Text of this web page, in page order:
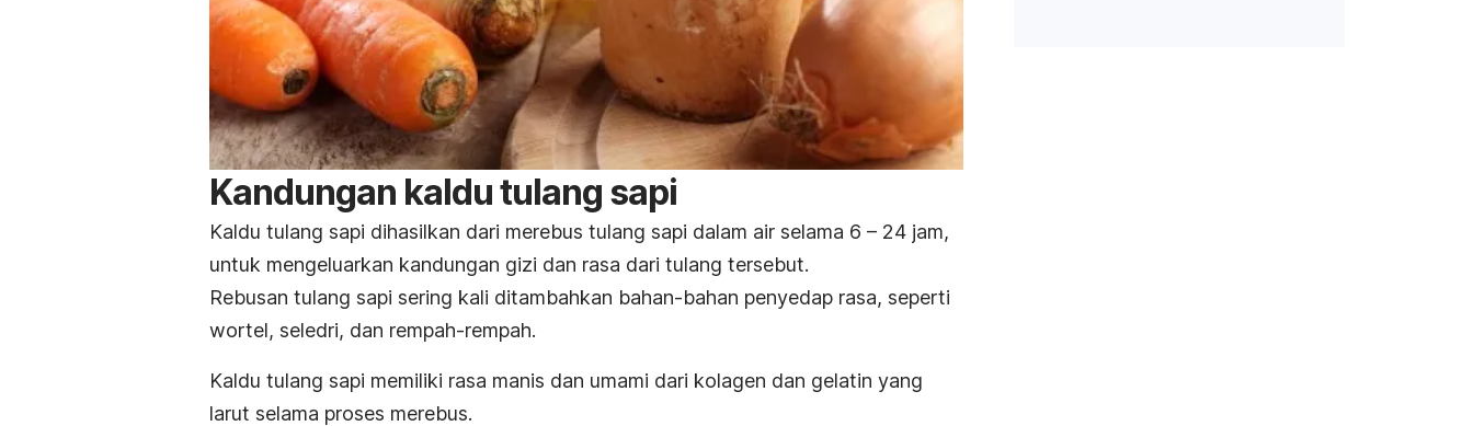
Kandungan kaldu tulang sapi
Kaldu tulang sapi dihasilkan dari merebus tulang sapi dalam air selama 6 – 24 jam,
untuk mengeluarkan kandungan gizi dan rasa dari tulang tersebut.
Rebusan tulang sapi sering kali ditambahkan bahan-bahan penyedap rasa, seperti
wortel, seledri, dan rempah-rempah.
Kaldu tulang sapi memiliki rasa manis dan umami dari kolagen dan gelatin yang
larut selama proses merebus.